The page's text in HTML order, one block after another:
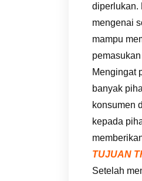
diperlukan.
mengenai
mampu
Mengingat
banyak
konsumen
kepada
TUJUAN
Setelah